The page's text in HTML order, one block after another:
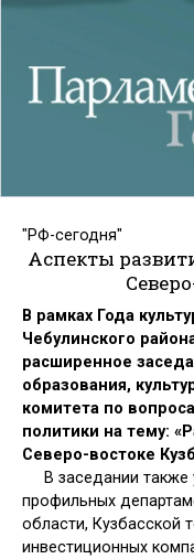
"РФ-сегодня"
Аспекты
В рамках Года
Чебулинского
расширенное
образования,
комитета по
политики на тему:
Северо-востоке
В заседании также
профильных
области, Кузбасской
инвестиционных